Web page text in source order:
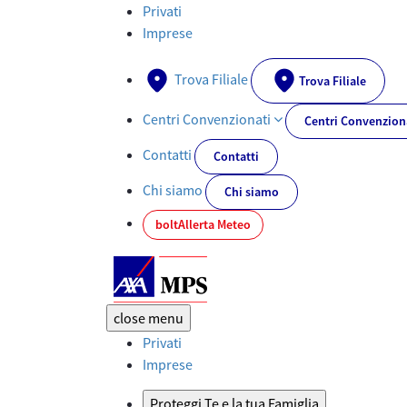
Assicurazione Famiglia, Animali e Viaggio: Mia protezione | AXA
Privati
Imprese
Trova Filiale Trova Filiale
Centri Convenzionati Centri
Contatti Contatti
Chi siamo
Chi siamo
boltAllerta Meteo
close menu
Privati
Imprese
Proteggi Te e la tua Famiglia